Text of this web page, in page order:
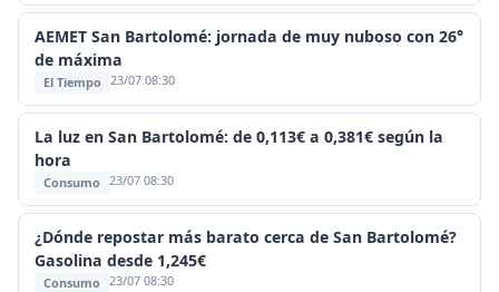
AEMET San Bartolomé: jornada de muy nuboso con 26°
de máxima
El Tiempo 23/07 08:30
La luz en San Bartolomé: de 0,113€ a 0,381€ según la
hora
Consumo 23/07 08:30
¿Dónde repostar más barato cerca de San Bartolomé?
Gasolina desde 1,245€
Consumo 23/07 08:30